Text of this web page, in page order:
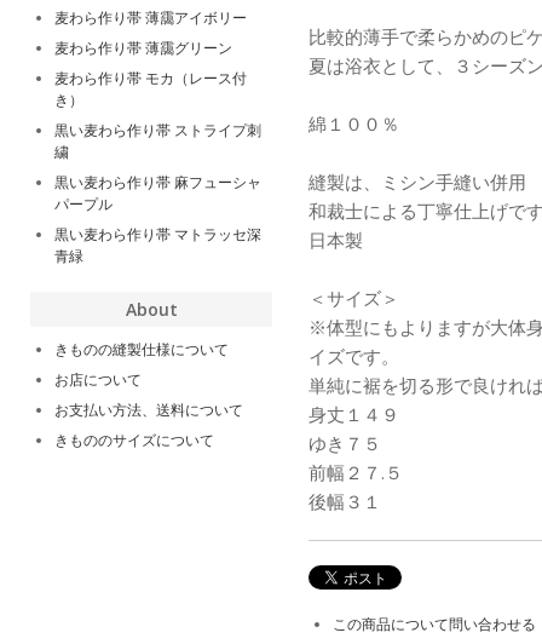
比較的薄手で柔らかめのピ
夏は浴衣として、３シーズ
綿１００％
縫製は、ミシン手縫い併用
和裁士による丁寧仕上げで
日本製
＜サイズ＞
※体型にもよりますが大体
イズです。
単純に裾を切る形で良けれ
身丈１４９
ゆき７５
前幅２７.５
後幅３１
この商品について問い合わせる
麦わら作り帯 薄靄アイボリー
麦わら作り帯 薄靄グリーン
麦わら作り帯 モカ（レース付
き）
黒い麦わら作り帯 ストライプ刺
繍
黒い麦わら作り帯 麻フューシャ
パープル
黒い麦わら作り帯 マトラッセ深
青緑
About
きものの縫製仕様について
お店について
お支払い方法、送料について
きもののサイズについて